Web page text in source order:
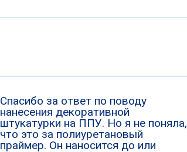
Спасибо за ответ по поводу
нанесения декоративной
штукатурки на ППУ. Но я не поняла,
что это за полиуретановый
праймер. Он наносится до или